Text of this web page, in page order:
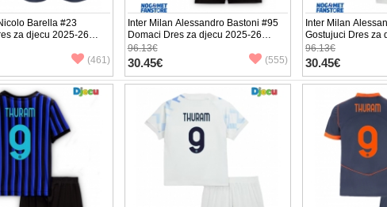
Barella #23
za djecu 2025-26
(+ Kratke hlače)
(461)
Inter Milan Alessandro Bastoni #95
Domaci Dres za djecu 2025-26
Kratak Rukav (+ Kratke hlače)
96.13€
30.45€ (555)
Inter Milan
Gostujuci Dres za
Kratak Rukav (+
96.13€
30.45€